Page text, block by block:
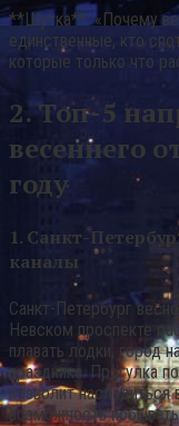
**Шутка**: «Почему
единственные, кто
которые только что
2. Топ-5
весеннего
году
1. Санкт-
каналы
Санкт-Петербург
Невском проспекте
плавать лодки, город
праздника. Прогулка
позволит насладиться
возможность